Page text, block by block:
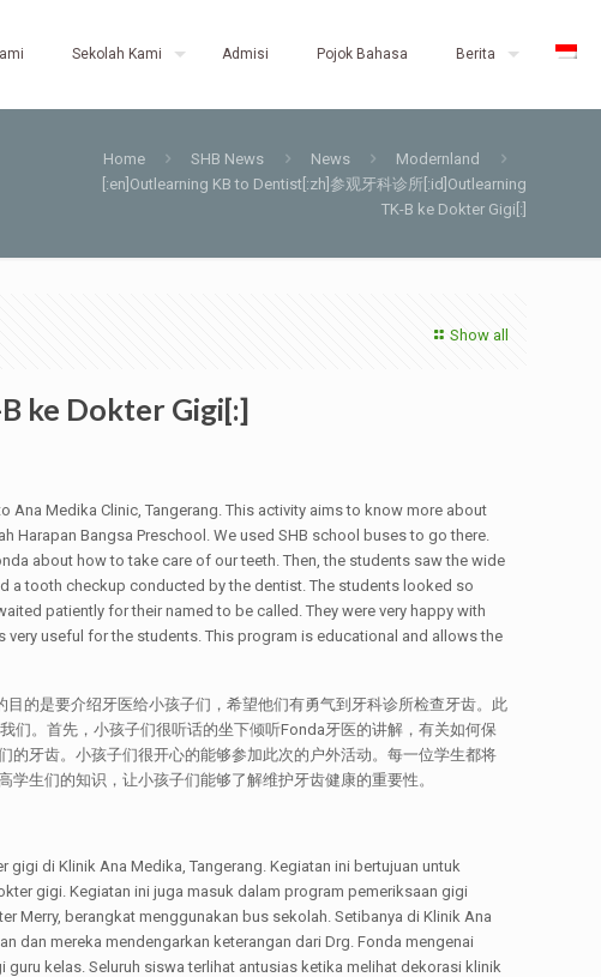
Sekolah Kami Admisi Pojok Bahasa Berita
Home SHB News News
Modernland
[:en]Outlearning KB to Dentist[:zh]参观牙科诊所[:id]Outlearning
TK-B ke Dokter Gigi[:]
Show all
ke Dokter Gigi[:]
Ana Medika Clinic, Tangerang. This activity aims to know more about
Harapan Bangsa Preschool. We used SHB school buses to go there.
about how to take care of our teeth. Then, the students saw the wide
a tooth checkup conducted by the dentist. The students looked so
patiently for their named to be called. They were very happy with
useful for the students. This program is educational and allows the
的是要介绍牙医给小孩子们，希望他们有勇气到牙科诊所检查牙齿。此
们。首先，小孩子们很听话的坐下倾听Fonda牙医的讲解，有关如何保
牙齿。小孩子们很开心的能够参加此次的户外活动。每一位学生都将
生们的知识，让小孩子们能够了解维护牙齿健康的重要性。
gigi di Klinik Ana Medika, Tangerang. Kegiatan ini bertujuan untuk
gigi. Kegiatan ini juga masuk dalam program pemeriksaan gigi
Merry, berangkat menggunakan bus sekolah. Setibanya di Klinik Ana
dan mereka mendengarkan keterangan dari Drg. Fonda mengenai
kelas. Seluruh siswa terlihat antusias ketika melihat dekorasi klinik